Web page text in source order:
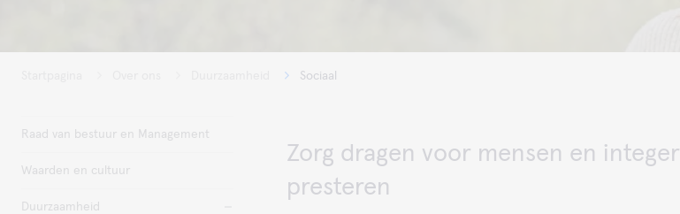
Sociaal
Raad van bestuur en Management
Waarden en cultuur
Duurzaamheid
Zorg dragen voor mensen en integer
presteren